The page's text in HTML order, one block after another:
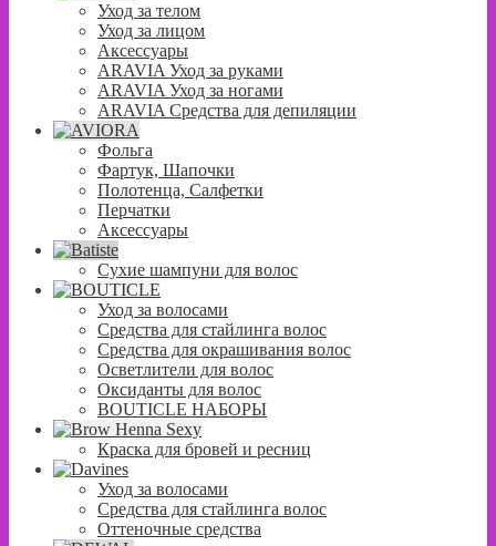
Уход за телом
Уход за лицом
Аксессуары
ARAVIA Уход за руками
ARAVIA Уход за ногами
ARAVIA Средства для депиляции
Фольга
Фартук, Шапочки
Полотенца, Салфетки
Перчатки
Аксессуары
Сухие шампуни для волос
Уход за волосами
Средства для стайлинга волос
Средства для окрашивания волос
Осветлители для волос
Оксиданты для волос
BOUTICLE НАБОРЫ
Краска для бровей и ресниц
Уход за волосами
Средства для стайлинга волос
Оттеночные средства